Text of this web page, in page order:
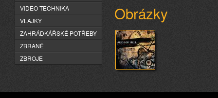
Obrázky
VIDEO TECHNIKA
VLAJKY
ZAHRÁDKÁŘSKÉ POTŘEBY
ZBRANĚ
ZBROJE